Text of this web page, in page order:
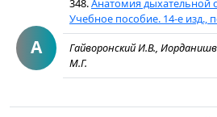
А
348.Анатомия дыхательной
Учебное пособие. 14-е изд.,
Гайворонский И.В.,
М.Г.